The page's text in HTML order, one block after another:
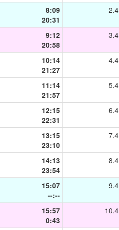
8:09
20:31
2.4
9:12
20:58
3.4
10:14
21:27
4.4
11:14
21:57
5.4
12:15
22:31
6.4
13:15
23:10
7.4
14:13
23:54
8.4
15:07
--:--
9.4
15:57
0:43
10.4